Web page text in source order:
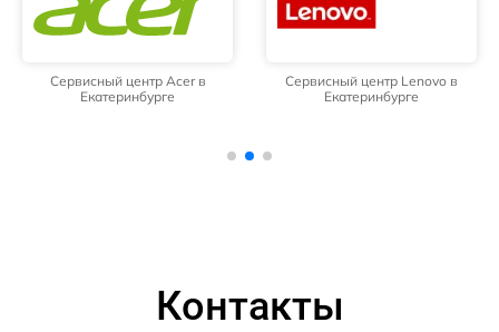
Сервисный центр Acer в
Екатеринбурге
Сервисный центр Lenovo в
Екатеринбурге
Контакты